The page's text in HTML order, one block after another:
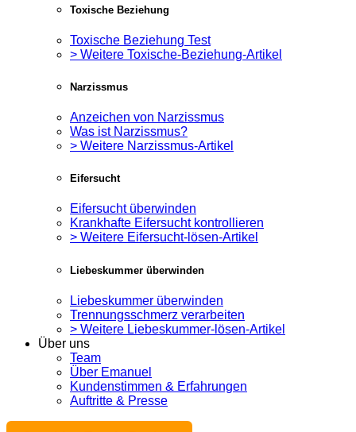
Toxische Beziehung
Toxische Beziehung Test
> Weitere Toxische-Beziehung-Artikel
Narzissmus
Anzeichen von Narzissmus
Was ist Narzissmus?
> Weitere Narzissmus-Artikel
Eifersucht
Eifersucht überwinden
Krankhafte Eifersucht kontrollieren
> Weitere Eifersucht-lösen-Artikel
Liebeskummer überwinden
Liebeskummer überwinden
Trennungsschmerz verarbeiten
> Weitere Liebeskummer-lösen-Artikel
Über uns
Team
Über Emanuel
Kundenstimmen & Erfahrungen
Auftritte & Presse